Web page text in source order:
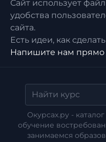
Сайт использует
удобства
сайта.
Есть идеи, как
Напишите нам прямо
Окурсах.ру -
обучение
занимаемся